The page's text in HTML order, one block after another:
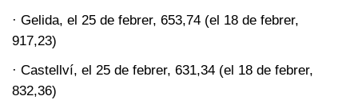
· Gelida, el 25 de febrer, 653,74 (el 18 de febrer,
917,23)
· Castellví, el 25 de febrer, 631,34 (el 18 de febrer,
832,36)